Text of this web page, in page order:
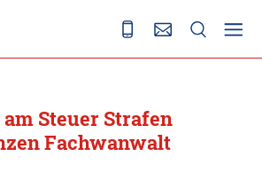
Steuer Strafen
Fachwanwalt